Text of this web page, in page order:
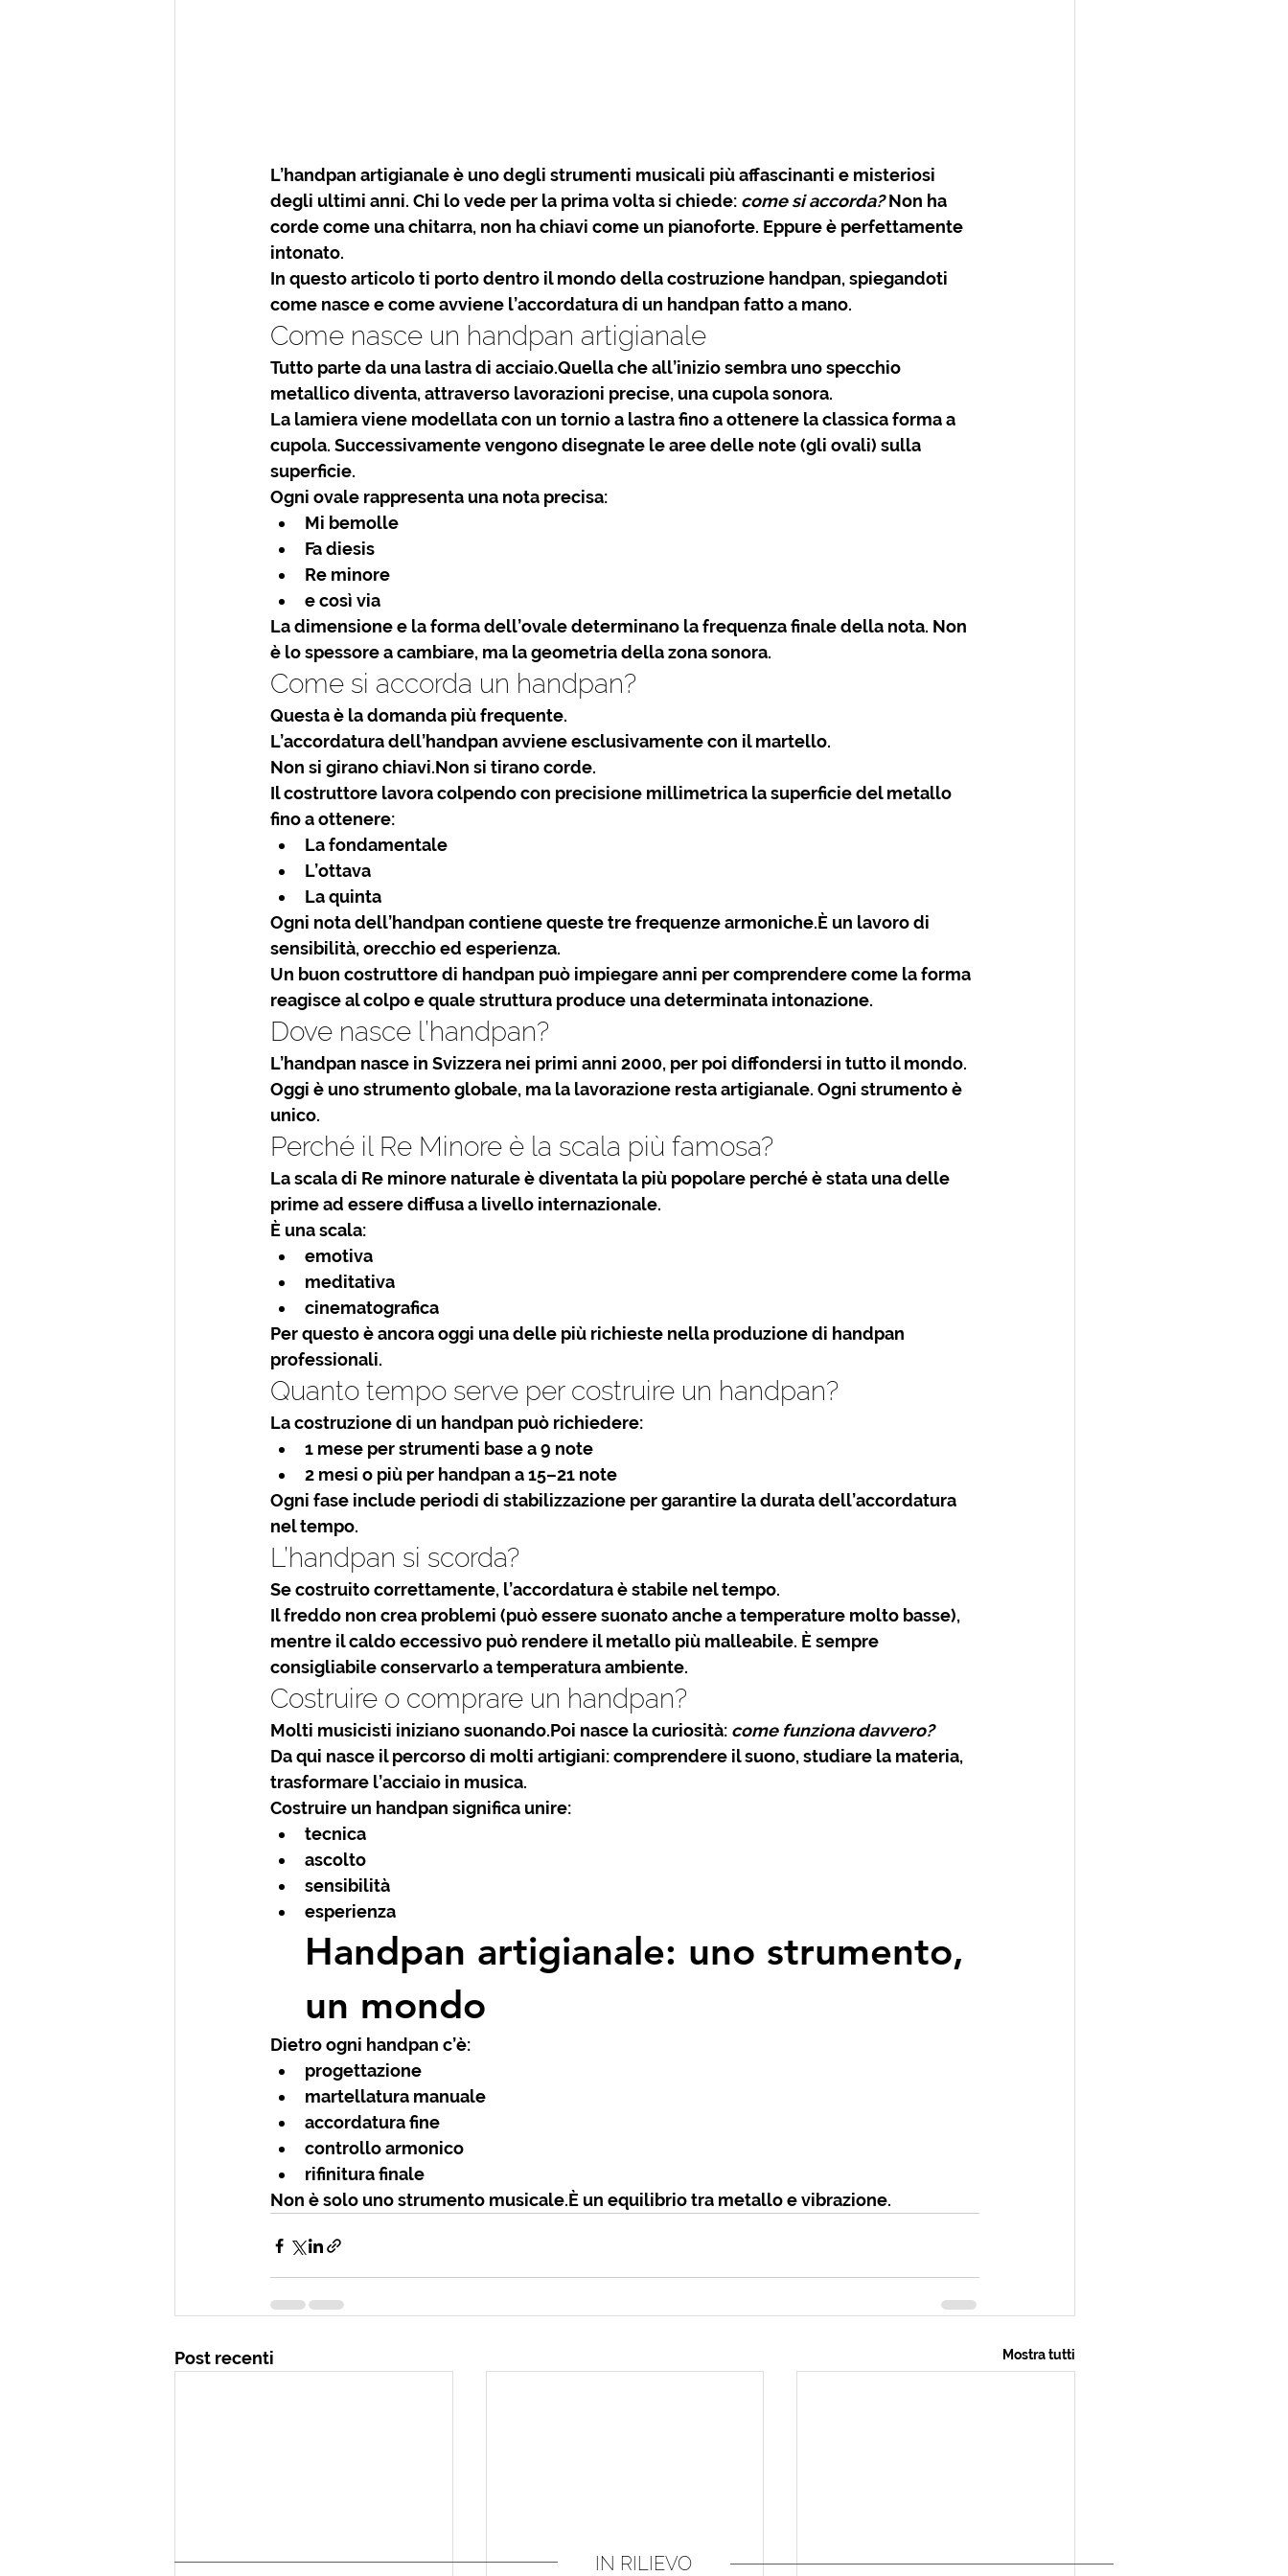
L’handpan artigianale è uno degli strumenti musicali più affascinanti e misteriosi
degli ultimi anni. Chi lo vede per la prima volta si chiede: come si accorda? Non ha
corde come una chitarra, non ha chiavi come un pianoforte. Eppure è perfettamente
intonato.
In questo articolo ti porto dentro il mondo della costruzione handpan, spiegandoti
come nasce e come avviene l’accordatura di un handpan fatto a mano.
Come nasce un handpan artigianale
Tutto parte da una lastra di acciaio.Quella che all’inizio sembra uno specchio
metallico diventa, attraverso lavorazioni precise, una cupola sonora.
La lamiera viene modellata con un tornio a lastra fino a ottenere la classica forma a
cupola. Successivamente vengono disegnate le aree delle note (gli ovali) sulla
superficie.
Ogni ovale rappresenta una nota precisa:
Mi bemolle
Fa diesis
Re minore
e così via
La dimensione e la forma dell’ovale determinano la frequenza finale della nota. Non
è lo spessore a cambiare, ma la geometria della zona sonora.
Come si accorda un handpan?
Questa è la domanda più frequente.
L’accordatura dell’handpan avviene esclusivamente con il martello.
Non si girano chiavi.Non si tirano corde.
Il costruttore lavora colpendo con precisione millimetrica la superficie del metallo
fino a ottenere:
La fondamentale
L’ottava
La quinta
Ogni nota dell’handpan contiene queste tre frequenze armoniche.È un lavoro di
sensibilità, orecchio ed esperienza.
Un buon costruttore di handpan può impiegare anni per comprendere come la forma
reagisce al colpo e quale struttura produce una determinata intonazione.
Dove nasce l’handpan?
L’handpan nasce in Svizzera nei primi anni 2000, per poi diffondersi in tutto il mondo.
Oggi è uno strumento globale, ma la lavorazione resta artigianale. Ogni strumento è
unico.
Perché il Re Minore è la scala più famosa?
La scala di Re minore naturale è diventata la più popolare perché è stata una delle
prime ad essere diffusa a livello internazionale.
È una scala:
emotiva
meditativa
cinematografica
Per questo è ancora oggi una delle più richieste nella produzione di handpan
professionali.
Quanto tempo serve per costruire un handpan?
La costruzione di un handpan può richiedere:
1 mese per strumenti base a 9 note
2 mesi o più per handpan a 15–21 note
Ogni fase include periodi di stabilizzazione per garantire la durata dell’accordatura
nel tempo.
L’handpan si scorda?
Se costruito correttamente, l’accordatura è stabile nel tempo.
Il freddo non crea problemi (può essere suonato anche a temperature molto basse),
mentre il caldo eccessivo può rendere il metallo più malleabile. È sempre
consigliabile conservarlo a temperatura ambiente.
Costruire o comprare un handpan?
Molti musicisti iniziano suonando.Poi nasce la curiosità: come funziona davvero?
Da qui nasce il percorso di molti artigiani: comprendere il suono, studiare la materia,
trasformare l’acciaio in musica.
Costruire un handpan significa unire:
tecnica
ascolto
sensibilità
esperienza
Handpan artigianale: uno strumento,
un mondo
Dietro ogni handpan c’è:
progettazione
martellatura manuale
accordatura fine
controllo armonico
rifinitura finale
Non è solo uno strumento musicale.È un equilibrio tra metallo e vibrazione.
Post recenti Mostra tutti
IN RILIEVO